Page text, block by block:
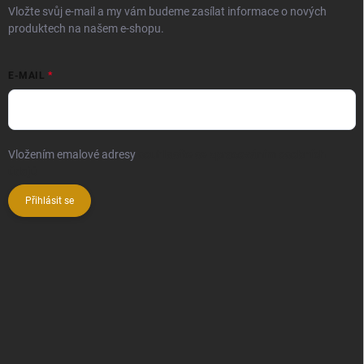
Vložte svůj e-mail a my vám budeme zasílat informace o nových
produktech na našem e-shopu.
E-MAIL
Vložením emalové adresy
Přihlásit se